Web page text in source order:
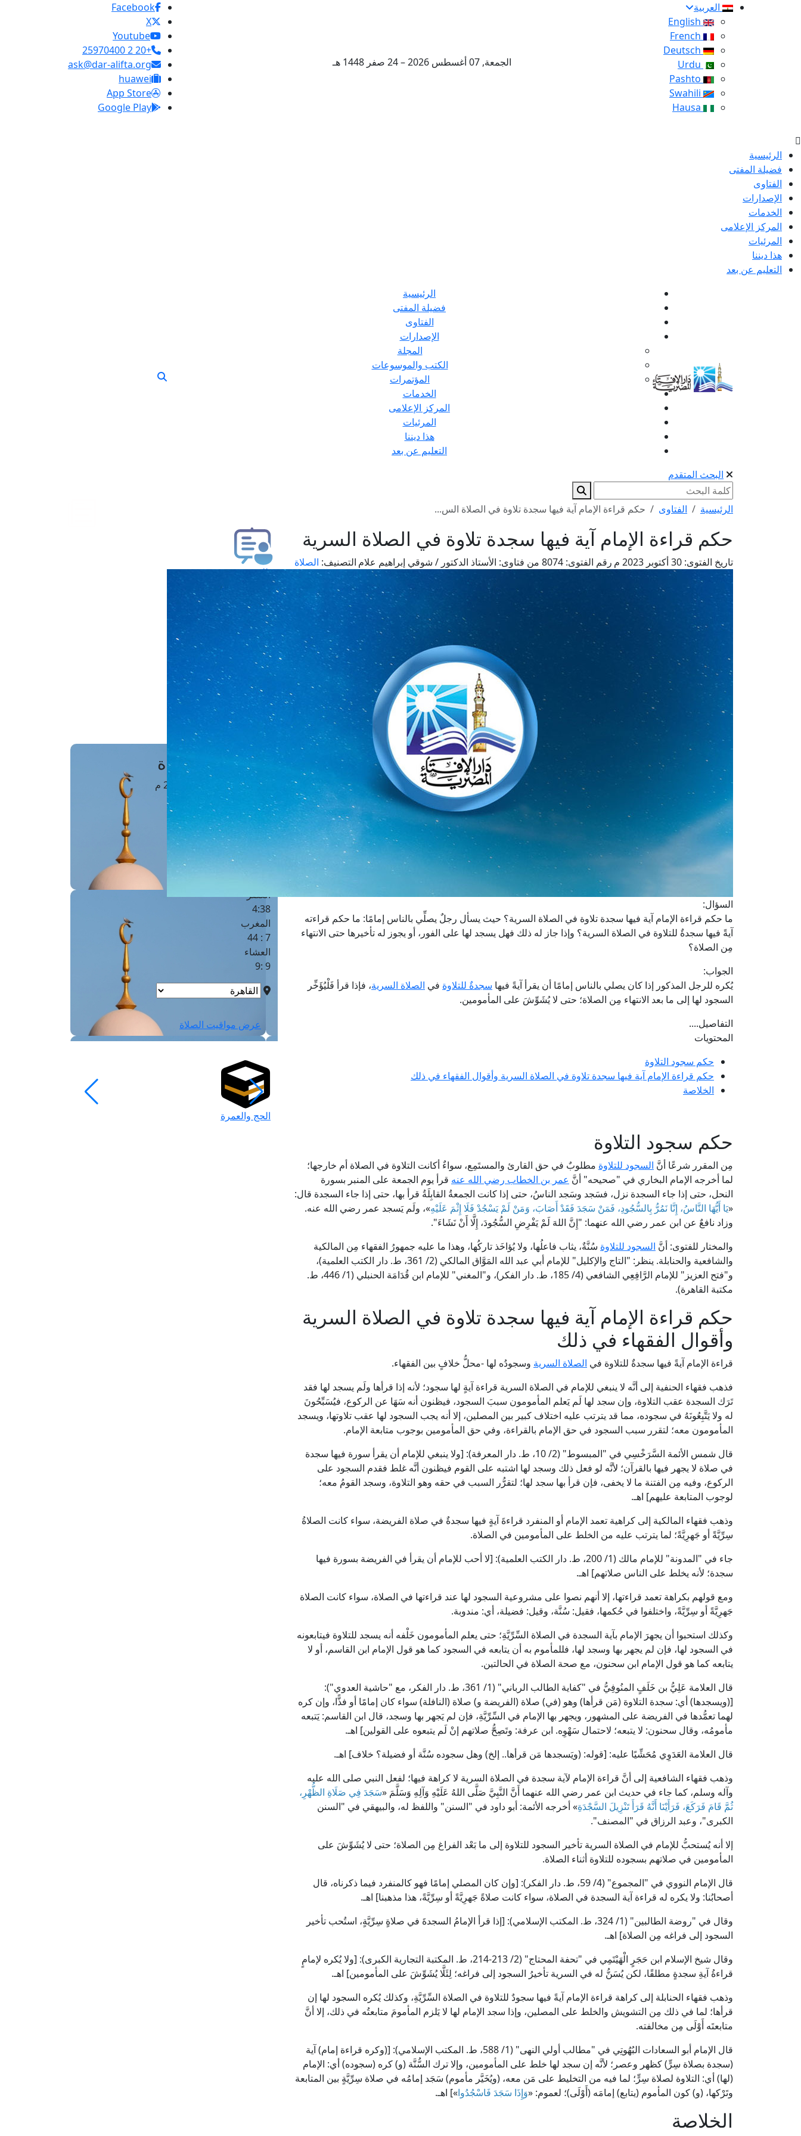
العربية
الجمعة, 07 أغسطس 2026 – 24 صفر 1448 هـ
Facebook
X
Youtube
+20 2 25970400
ask@dar-alifta.org
huawei
App Store
Google Play
الرئيسية
فضيلة المفتى
الفتاوى
الإصدارات
الخدمات
المركز الإعلامى
المرئيات
هذا ديننا
التعليم عن بعد
الرئيسية
فضيلة المفتى
الفتاوى
الإصدارات
المجلة
الكتب والموسوعات
المؤتمرات
الخدمات
المركز الإعلامى
المرئيات
هذا ديننا
التعليم عن بعد
البحث المتقدم
الرئيسية الفتاوى حكم قراءة الإمام آية فيها سجدة تلاوة في الصلاة الس...
حكم قراءة الإمام آية فيها سجدة تلاوة في الصلاة السرية
تاريخ الفتوى: رقم الفتوى: 8074 من فتاوى: الأستاذ الدكتور / شوقي إبراهيم علام التصنيف: الصلاة
السؤال:
ما حكم قراءة الإمام آية فيها سجدة تلاوة في الصلاة السرية؟ حيث يسأل رجلٌ يصلِّي بالناس إمامًا: ما حكم قراءته
آيةً فيها سجدةٌ للتلاوة في الصلاة السرية؟ وإذا جاز له ذلك فهل يسجد لها على الفور، أو يجوز له تأخيرها حتى الانتهاء
مِن الصلاة؟
الجواب:
يُكره للرجل المذكور إذا كان يصلي بالناس إمامًا أن يقرأ آيةً فيها سجدةٌ للتلاوة في الصلاة السرية، فإذا قرأ فَلْيُؤَخِّر
السجود لها إلى ما بعد الانتهاء مِن الصلاة؛ حتى لا يُشَوِّشَ على المأمومين.
التفاصيل....
المحتويات
حكم سجود التلاوة
حكم قراءة الإمام آية فيها سجدة تلاوة في الصلاة السرية وأقوال الفقهاء في ذلك
الخلاصة
حكم سجود التلاوة
مِن المقرر شرعًا أنَّ السجود للتلاوة مطلوبٌ في حق القارئ والمستَمِع، سواءٌ أكانت التلاوة في الصلاة أم خارجها؛
لما أخرجه الإمام البخاري في "صحيحه" أنَّ عمر بن الخطاب رضي الله عنه قرأ يوم الجمعة على المنبر بسورة
النحل، حتى إذا جاء السجدة نزل، فسَجد وسَجد الناسُ، حتى إذا كانت الجمعةُ القابِلَةُ قرأ بها، حتى إذا جاء السجدة قال:
«يَا أَيُّهَا النَّاسُ، إِنَّا نَمُرُّ بِالسُّجُودِ، فَمَنْ سَجَدَ فَقَدْ أَصَابَ، وَمَنْ لَمْ يَسْجُدْ فَلَا إِثْمَ عَلَيْهِ»، ولَم يَسجد عمر رضي الله عنه.
وزاد نافعٌ عن ابن عمر رضي الله عنهما: "إِنَّ اللهَ لَمْ يَفْرِضِ السُّجُودَ، إِلَّا أَنْ نَشَاءَ".
والمختار للفتوى: أنَّ السجود للتلاوة سُنَّةٌ، يثاب فاعلُها، ولا يُؤاخَذ تاركُها، وهذا ما عليه جمهورُ الفقهاء مِن المالكية
والشافعية والحنابلة. ينظر: "التاج والإكليل" للإمام أبي عبد الله المَوَّاق المالكي (2/ 361، ط. دار الكتب العلمية)،
و"فتح العزيز" للإمام الرَّافِعِي الشافعي (4/ 185، ط. دار الفكر)، و"المغني" للإمام ابن قُدَامَة الحنبلي (1/ 446، ط.
مكتبة القاهرة).
حكم قراءة الإمام آية فيها سجدة تلاوة في الصلاة السرية
وأقوال الفقهاء في ذلك
قراءة الإمام آيةً فيها سجدةٌ للتلاوة في الصلاة السرية وسجودُه لها -محلُّ خلافٍ بين الفقهاء.
فذهب فقهاء الحنفية إلى أنَّه لا ينبغي للإمام في الصلاة السرية قراءة آيةٍ لها سجود؛ لأنه إذا قرأها ولَم يسجد لها فقد
تَرَك السجدة عقب التلاوة، وإن سجد لها لَم يَعلم المأمومون سببَ السجود، فيظنون أنه سَهَا عن الركوع، فيُسَبِّحُونَ
له ولا يَتَّبِعُونَهُ في سجوده، مما قد يترتب عليه اختلاف كبير بين المصلين، إلا أنه يجب السجود لها عقب تلاوتها، ويسجد
المأمومون معه؛ لتقرر سبب السجود في حق الإمام بالقراءة، وفي حق المأمومين بوجوب متابعة الإمام.
قال شمس الأئمة السَّرَخْسِي في "المبسوط" (2/ 10، ط. دار المعرفة): [ولا ينبغي للإمام أن يقرأ سورة فيها سجدة
في صلاة لا يجهر فيها بالقرآن؛ لأنَّه لو فعل ذلك وسجد لها اشتبه على القوم فيظنون أنَّه غلط فقدم السجود على
الركوع، وفيه مِن الفتنة ما لا يخفى، فإن قرأ بها سجد لها؛ لتقرُّر السبب في حقه وهو التلاوة، وسجد القومُ معه؛
لوجوب المتابعة عليهم] اهـ.
وذهب فقهاء المالكية إلى كراهية تعمد الإمام أو المنفرد قراءةَ آيةٍ فيها سجدةٌ في صلاة الفريضة، سواء كانت الصلاةُ
سِرِّيَّةً أو جَهرِيَّةً؛ لما يترتب عليه من الخلط على المأمومين في الصلاة.
جاء في "المدونة" للإمام مالك (1/ 200، ط. دار الكتب العلمية): [لا أحب للإمام أن يقرأ في الفريضة بسورة فيها
سجدة؛ لأنه يخلط على الناس صلاتهم] اهـ.
ومع قولهم بكراهة تعمد قراءتها، إلا أنهم نصوا على مشروعية السجود لها عند قراءتها في الصلاة، سواء كانت الصلاة
جَهرِيَّةً أو سِرِّيَّةً، واختلفوا في حُكمها، فقيل: سُنَّة، وقيل: فضيلة، أي: مندوبة.
وكذلك استحبوا أن يجهرَ الإمام بآية السجدة في الصلاة السِّرِّيَّةِ؛ حتى يعلم المأمومون خَلْفه أنه يسجد للتلاوة فيتابعونه
في السجود لها، فإن لم يجهر بها وسجد لها، فللمأموم به أن يتابعه في السجود كما هو قول الإمام ابن القاسم، أو لا
يتابعه كما هو قول الإمام ابن سحنون، مع صحة الصلاة في الحالتين.
قال العلامة عَلِيُّ بن خَلَفٍ المنُوفِيُّ في "كفاية الطالب الرباني" (1/ 361، ط. دار الفكر، مع "حاشية العدوي"):
[(ويسجدها) أي: سجدة التلاوة (مَن قرأها) وهو (في) صلاة (الفريضة و) صلاة (النافلة) سواء كان إمامًا أو فذًّا، وإن كره
لهما تعمُّدها في الفريضة على المشهور، ويجهر بها الإمام في السِّرِّيَّةِ، فإن لم يَجهر بها وسجد، قال ابن القاسم: يَتبعه
مأمومُه، وقال سحنون: لا يتبعه؛ لاحتمال سَهْوِه. ابن عرفة: وتَصِحُّ صلاتهم إنْ لَم يتبعوه على القولين] اهـ.
قال العلامة العَدَوِي مُحَشِّيًا عليه: [قوله: (ويَسجدها مَن قرأها.. إلخ) وهل سجوده سُنَّة أو فضيلة؟ خلاف] اهـ.
وذهب فقهاء الشافعية إلى أنَّ قراءة الإمام لآية سجدة في الصلاة السرية لا كراهة فيها؛ لفعل النبي صلى الله عليه
وآله وسلم، كما جاء في حديث ابن عمر رضي الله عنهما أَنَّ النَّبِيَّ صَلَّى اللهُ عَلَيْهِ وَآلِهِ وَسَلَّمَ «سَجَدَ فِي صَلَاةِ الظُّهْرِ،
ثُمَّ قَامَ فَرَكَعَ، فَرَأَيْنَا أَنَّهُ قَرَأَ تَنْزِيلَ السَّجْدَةِ» أخرجه الأئمة: أبو داود في "السنن" واللفظ له، والبيهقي في "السنن
الكبرى"، وعبد الرزاق في "المصنف".
إلا أنه يُستحبُّ للإمام في الصلاة السرية تأخير السجود للتلاوة إلى ما بَعْد الفراغ مِن الصلاة؛ حتى لا يُشَوِّشَ على
المأمومين في صلاتهم بسجوده للتلاوة أثناء الصلاة.
قال الإمام النووي في "المجموع" (4/ 59، ط. دار الفكر): [وإن كان المصلي إمامًا فهو كالمنفرد فيما ذكرناه، قال
أصحابُنا: ولا يكره له قراءة آية السجدة في الصلاة، سواء كانت صلاةً جَهرِيَّةً أو سِرِّيَّةً، هذا مذهبنا] اهـ.
وقال في "روضة الطالبين" (1/ 324، ط. المكتب الإسلامي): [إذا قرأ الإمامُ السجدةَ في صلاةٍ سِرِّيَّةٍ، استُحب تأخير
السجود إلى فراغه مِن الصلاة] اهـ.
وقال شيخ الإسلام ابن حَجَرٍ الْهَيْتَمِي في "تحفة المحتاج" (2/ 213-214، ط. المكتبة التجارية الكبرى): [ولا يُكره لإمامٍ
قراءةُ آيةِ سجدةٍ مطلقًا، لكن يُسَنُّ له في السرية تأخيرُ السجود إلى فراغه؛ لِئَلَّا يُشَوِّشَ على المأمومين] اهـ.
وذهب فقهاء الحنابلة إلى كراهة قراءة الإمام آيةً فيها سجودٌ للتلاوة في الصلاة السِّرِّيَّةِ، وكذلك يُكره السجود لها إن
قرأها؛ لما في ذلك مِن التشويش والخلط على المصلين، وإذا سجد الإمام لها لا يَلزم المأمومَ متابعتُه في ذلك، إلا أنَّ
متابعتَه أَوْلَى مِن مخالفته.
قال الإمام أبو السعادات البُهُوتِي في "مطالب أولي النهى" (1/ 588، ط. المكتب الإسلامي): [(وكره قراءة إمام) آية
(سجدة بصلاة سِرٍّ) كظهر وعصر؛ لأنَّه إن سجد لها خلط على المأمومين، وإلا ترك السُّنَّة (و) كره (سجوده) أي: الإمام
(لها) أي: التلاوة لصلاة سِرٍّ؛ لما فيه من التخليط على مَن معه، (ويُخَيَّر مأموم) سَجَد إمامُه في صلاة سِرِّيَّةٍ بين المتابعة
وتَرْكها، (و) كون المأموم (يتابع) إمامَه (أَوْلَى)؛ لعموم: «وَإِذَا سَجَدَ فَاسْجُدُوا»] اهـ.
الخلاصة
طلب فتوى
استعلام عن فتوى
حجز موعد
الفتوى الهاتفية
مَواقِيتُ الصَّـــلاة
القاهرة · 07 أغسطس 2026 م
الفجر
4 :41
الشروق
العصر
4:38
المغرب
7 : 44
العشاء
9 :9
عرض مواقيت الصلاة
الحج والعمرة